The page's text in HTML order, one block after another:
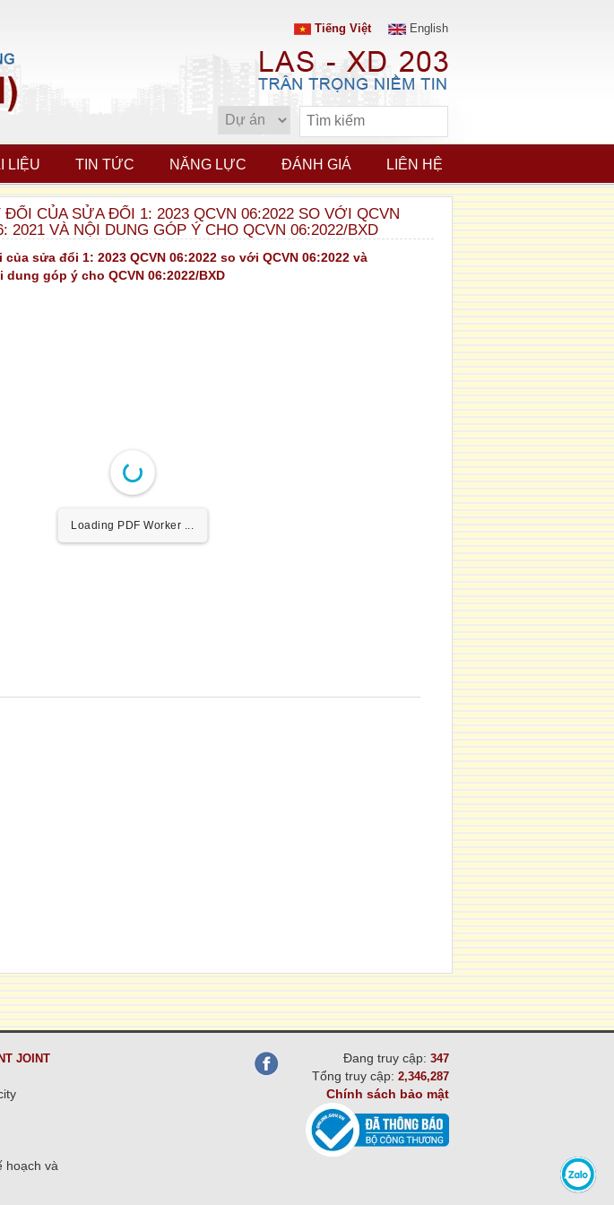
Tiếng Việt English
LIỆU TIN TỨC NĂNG LỰC ĐÁNH GIÁ LIÊN HỆ
ĐỔI CỦA SỬA ĐỔI 1: 2023 QCVN 06:2022 SO VỚI QCVN
2021 VÀ NỘI DUNG GÓP Ý CHO QCVN 06:2022/BXD
sửa đổi 1: 2023 QCVN 06:2022 so với QCVN 06:2022 và
dung góp ý cho QCVN 06:2022/BXD
Loading PDF Worker ...
JOINT
hoạch và
Đang truy cập: 347
Tổng truy cập: 2,346,287
Chính sách bảo mật